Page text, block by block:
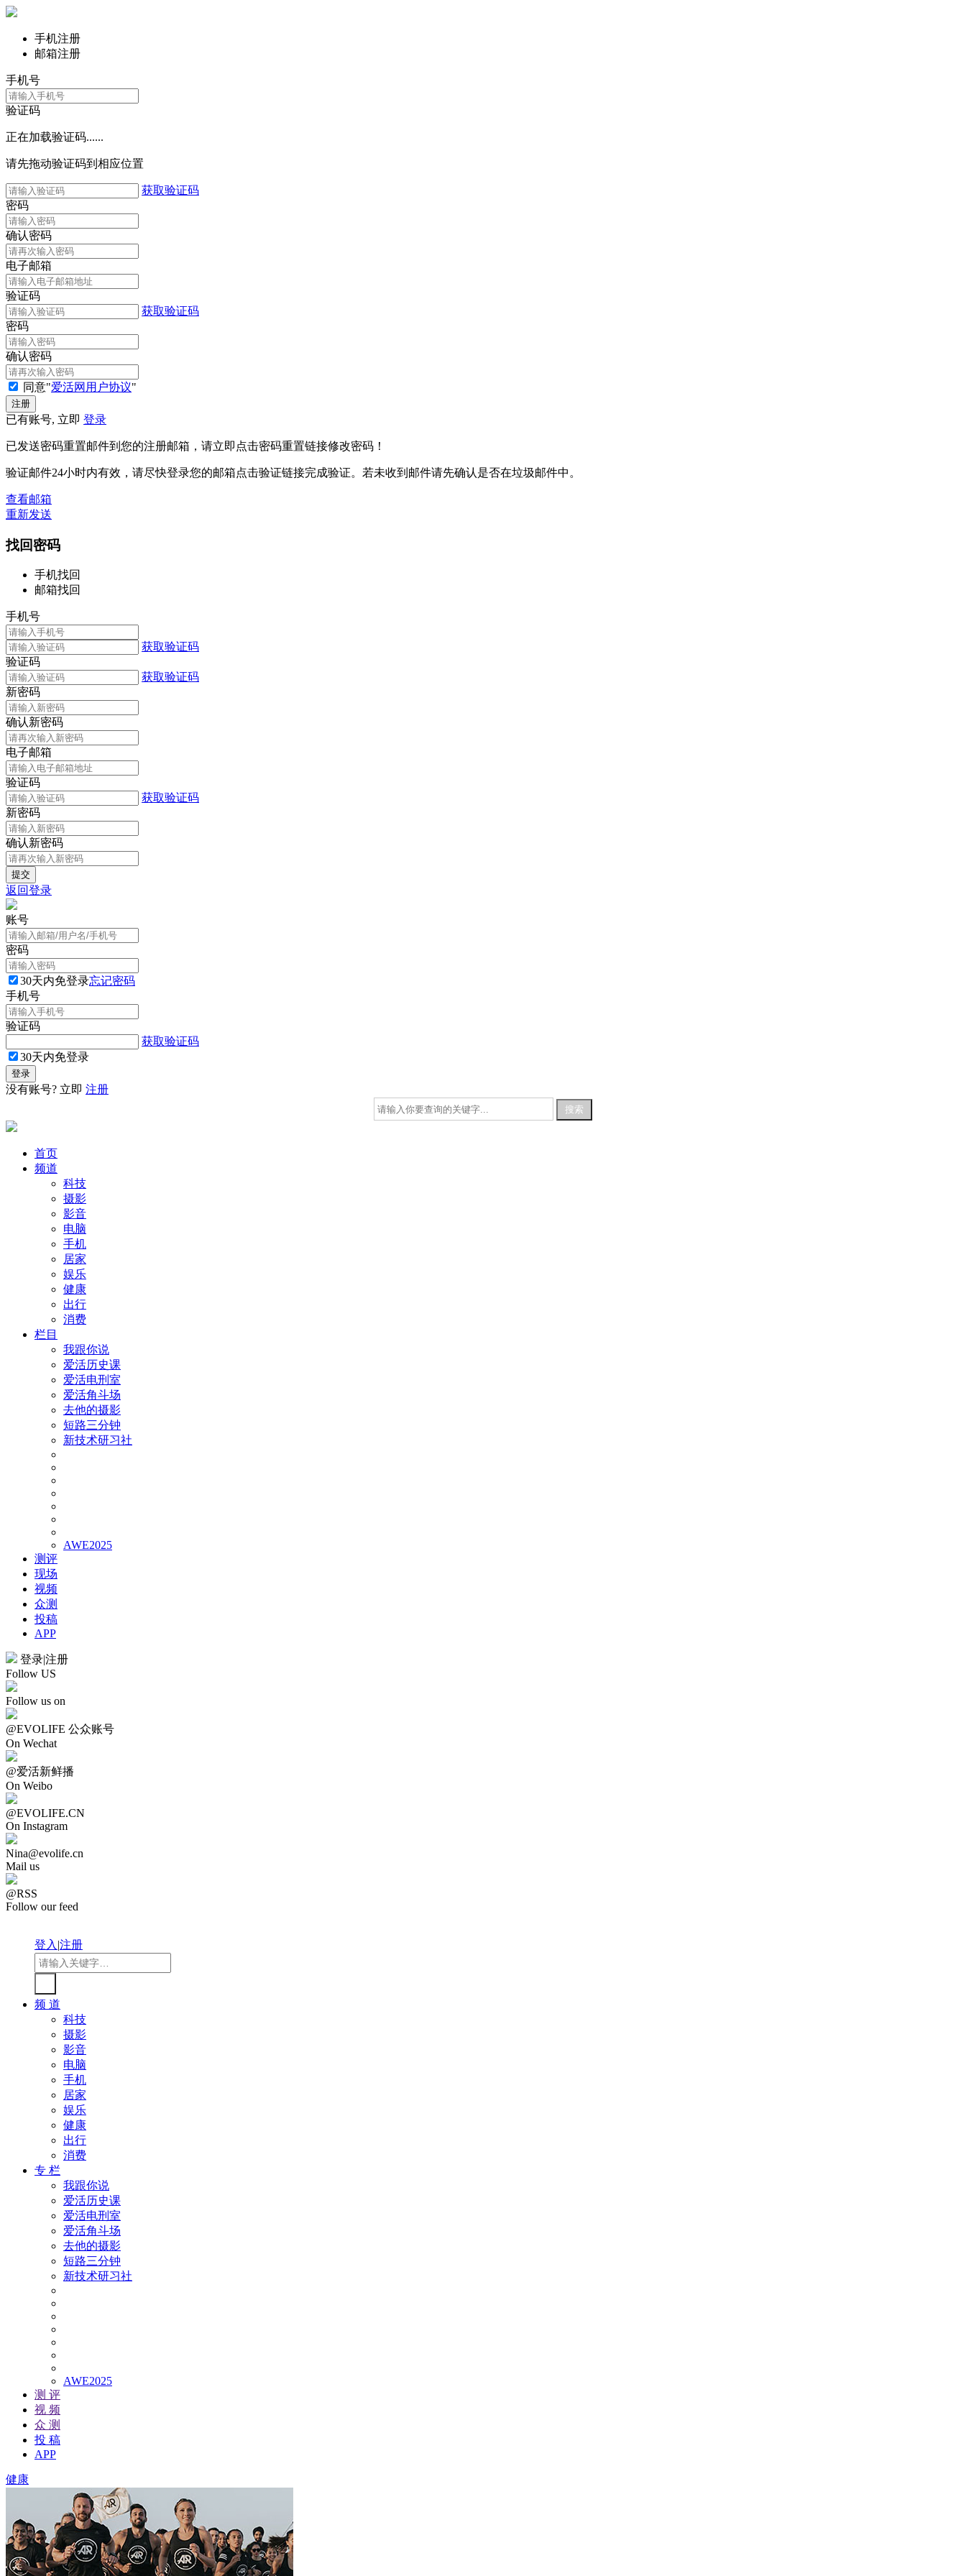
手机注册
邮箱注册
手机号
验证码
正在加载验证码......
请先拖动验证码到相应位置
获取验证码
密码
确认密码
电子邮箱
验证码
获取验证码
密码
确认密码
同意"爱活网用户协议"
已有账号, 立即 登录
已发送密码重置邮件到您的注册邮箱，请立即点击密码重置链接修改密码！
验证邮件24小时内有效，请尽快登录您的邮箱点击验证链接完成验证。若未收到邮件请先确认是否在垃圾邮件中。
查看邮箱
重新发送
找回密码
手机找回
邮箱找回
手机号
获取验证码
验证码
获取验证码
新密码
确认新密码
电子邮箱
验证码
获取验证码
新密码
确认新密码
返回登录
账号
密码
30天内免登录忘记密码
手机号
验证码
获取验证码
30天内免登录
没有账号? 立即 注册
首页
频道
科技
摄影
影音
电脑
手机
居家
娱乐
健康
出行
消费
栏目
我跟你说
爱活历史课
爱活电刑室
爱活角斗场
去他的摄影
短路三分钟
新技术研习社
AWE2025
测评
现场
视频
众测
投稿
APP
登录|注册
Follow US
Follow us on
@EVOLIFE 公众账号
On Wechat
@爱活新鲜播
On Weibo
@EVOLIFE.CN
On Instagram
Nina@evolife.cn
Mail us
@RSS
Follow our feed
登入|注册
频 道
科技
摄影
影音
电脑
手机
居家
娱乐
健康
出行
消费
专 栏
我跟你说
爱活历史课
爱活电刑室
爱活角斗场
去他的摄影
短路三分钟
新技术研习社
AWE2025
测 评
视 频
众 测
投 稿
APP
健康